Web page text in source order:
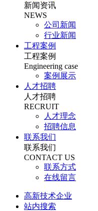
新闻资讯
NEWS
公司新闻
行业新闻
工程案例
工程案例
Engineering case
案例展示
人才招聘
人才招聘
RECRUIT
人才理念
招聘信息
联系我们
联系我们
CONTACT US
联系方式
在线留言
高新技术企业
站内搜索